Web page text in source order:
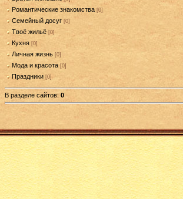
Романтические знакомства [0]
Семейный досуг [0]
Твоё жильё [0]
Кухня [0]
Личная жизнь [0]
Мода и красота [0]
Праздники [0]
В разделе сайтов:0